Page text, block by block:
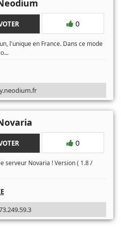
0
l'unique en France. Dans ce mode
...
0
serveur Novaria ! Version ( 1.8 /